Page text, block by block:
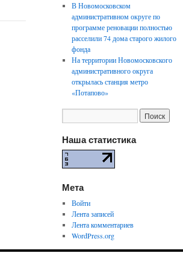
В Новомосковском
административном округе по
программе реновации полностью
расселили 74 дома старого жилого
фонда
На территории Новомосковского
административного округа
открылась станция метро
«Потапово»
Наша статистика
Мета
Войти
Лента записей
Лента комментариев
WordPress.org